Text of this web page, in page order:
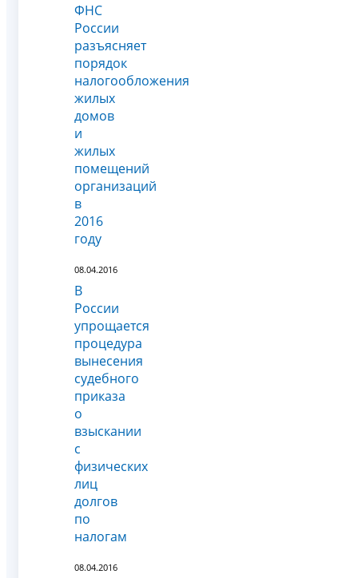
ФНС
России
разъясняет
порядок
налогообложения
жилых
домов
и
жилых
помещений
организаций
в
2016
году
08.04.2016
В
России
упрощается
процедура
вынесения
судебного
приказа
о
взыскании
с
физических
лиц
долгов
по
налогам
08.04.2016